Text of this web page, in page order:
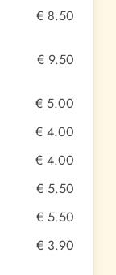
€ 8.50
€ 9.50
€ 5.00
€ 4.00
€ 4.00
€ 5.50
€ 5.50
€ 3.90